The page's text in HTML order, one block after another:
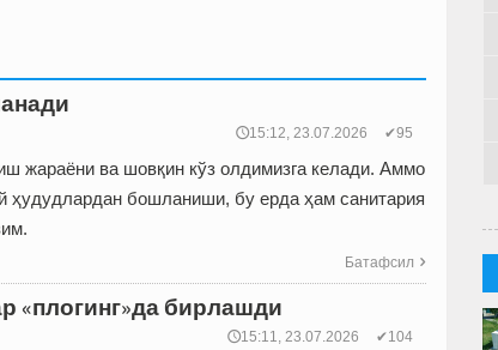
🕔15:12, 23.07.2026 ✔95
жараёни ва шовқин кўз олдимизга келади. Аммо
ҳудудлардан бошланиши, бу ерда ҳам санитария
Батафсил 
«плогинг»да бирлашди
🕔15:11, 23.07.2026 ✔104